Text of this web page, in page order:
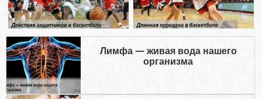
Лимфа — живая вода нашего
организма